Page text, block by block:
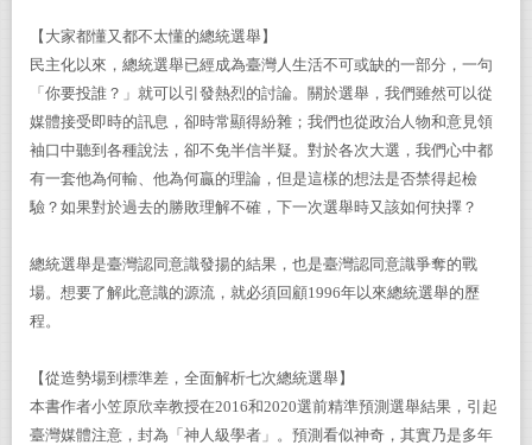
【大家都懂又都不太懂的總統選舉】
民主化以來，總統選舉已經成為臺灣人生活不可或缺的一部分，一句
「你要投誰？」就可以引發熱烈的討論。關於選舉，我們雖然可以從
媒體接受即時的訊息，卻時常顯得紛雜；我們也從政治人物和意見領
袖口中聽到各種說法，卻不免半信半疑。對於各次大選，我們心中都
有一套他為何輸、他為何贏的理論，但是這樣的想法是否禁得起檢
驗？如果對於過去的勝敗理解不確，下一次選舉時又該如何抉擇？
總統選舉是臺灣認同意識發揚的結果，也是臺灣認同意識爭奪的戰
場。想要了解此意識的源流，就必須回顧1996年以來總統選舉的歷
程。
【從造勢場到標準差，全面解析七次總統選舉】
本書作者小笠原欣幸教授在2016和2020選前精準預測選舉結果，引起
臺灣媒體注意，封為「神人級學者」。預測看似神奇，其實乃是多年